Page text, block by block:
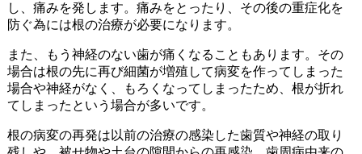
し、痛みを発します。痛みをとったり、その後の重症化を
防ぐ為には根の治療が必要になります。
また、もう神経のない歯が痛くなることもあります。その
場合は根の先に再び細菌が増殖して病変を作ってしまった
場合や神経がなく、もろくなってしまったため、根が折れ
てしまったという場合が多いです。
根の病変の再発は以前の治療の感染した歯質や神経の取り